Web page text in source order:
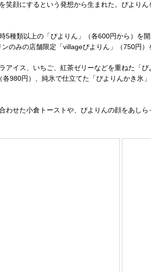
顔にするという発想から生まれた。ぴより
5種類以上の「ぴよりん」（各600円から）
のみの店舗限定「villageぴよりん」（750円
イス、いちご、紅茶ゼリーなどを重ねた「
980円）、純氷で仕立てた「ぴよりんかき
わせた小倉トーストや、ぴよりんの顔をあし